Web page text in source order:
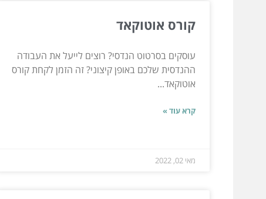
קורס אוטוקאד
עוסקים בסרטוט הנדסי? רוצים לייעל את העבודה
ההנדסית שלכם באופן קיצוני? זה הזמן לקחת קורס
אוטוקאד...
קרא עוד »
מאי 02, 2022